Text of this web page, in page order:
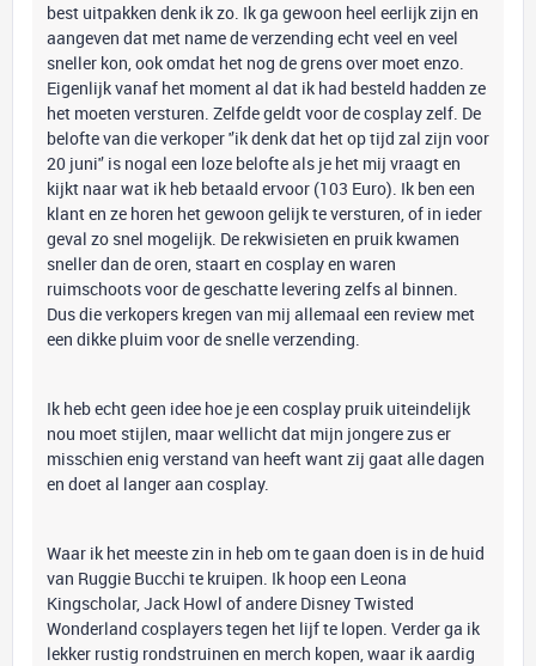
best uitpakken denk ik zo. Ik ga gewoon heel eerlijk zijn en
aangeven dat met name de verzending echt veel en veel
sneller kon, ook omdat het nog de grens over moet enzo.
Eigenlijk vanaf het moment al dat ik had besteld hadden ze
het moeten versturen. Zelfde geldt voor de cosplay zelf. De
belofte van die verkoper '’ik denk dat het op tijd zal zijn voor
20 juni'’ is nogal een loze belofte als je het mij vraagt en
kijkt naar wat ik heb betaald ervoor (103 Euro). Ik ben een
klant en ze horen het gewoon gelijk te versturen, of in ieder
geval zo snel mogelijk. De rekwisieten en pruik kwamen
sneller dan de oren, staart en cosplay en waren
ruimschoots voor de geschatte levering zelfs al binnen.
Dus die verkopers kregen van mij allemaal een review met
een dikke pluim voor de snelle verzending.
Ik heb echt geen idee hoe je een cosplay pruik uiteindelijk
nou moet stijlen, maar wellicht dat mijn jongere zus er
misschien enig verstand van heeft want zij gaat alle dagen
en doet al langer aan cosplay.
Waar ik het meeste zin in heb om te gaan doen is in de huid
van Ruggie Bucchi te kruipen. Ik hoop een Leona
Kingscholar, Jack Howl of andere Disney Twisted
Wonderland cosplayers tegen het lijf te lopen. Verder ga ik
lekker rustig rondstruinen en merch kopen, waar ik aardig